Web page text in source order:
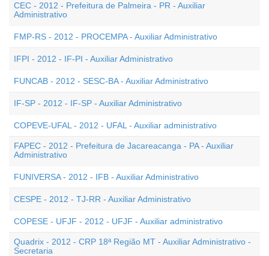
CEC - 2012 - Prefeitura de Palmeira - PR - Auxiliar
Administrativo
FMP-RS - 2012 - PROCEMPA - Auxiliar Administrativo
IFPI - 2012 - IF-PI - Auxiliar Administrativo
FUNCAB - 2012 - SESC-BA - Auxiliar Administrativo
IF-SP - 2012 - IF-SP - Auxiliar Administrativo
COPEVE-UFAL - 2012 - UFAL - Auxiliar administrativo
FAPEC - 2012 - Prefeitura de Jacareacanga - PA - Auxiliar
Administrativo
FUNIVERSA - 2012 - IFB - Auxiliar Administrativo
CESPE - 2012 - TJ-RR - Auxiliar Administrativo
COPESE - UFJF - 2012 - UFJF - Auxiliar administrativo
Quadrix - 2012 - CRP 18ª Região MT - Auxiliar Administrativo -
Secretaria